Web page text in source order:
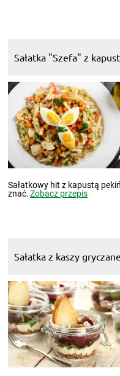
Sałatka "Szefa" z
Sałatkowy hit z kapustą
znać.Zobacz przepis
Sałatka z kaszy